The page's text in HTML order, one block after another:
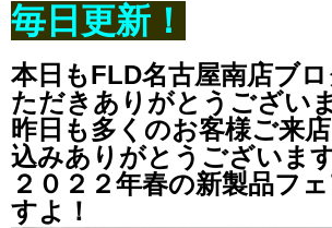
毎日更新！
本日もFLD名古屋南店ブ
ただきありがとうございま
昨日も多くのお客様ご来
込みありがとうございます
２０２２年春の新製品フ
すよ！